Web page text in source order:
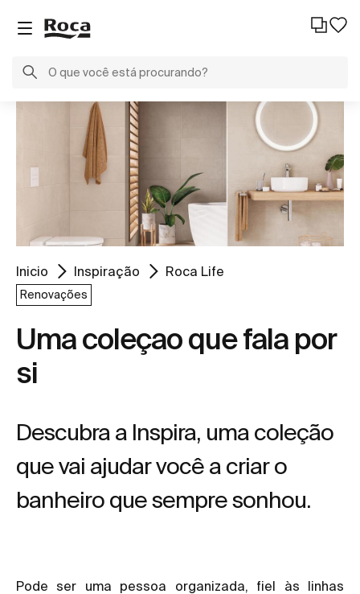
Inicio Inspiração Roca Life
Renovações
Uma coleçao que fala por
si
Descubra a Inspira, uma coleção
que vai ajudar você a criar o
banheiro que sempre sonhou.
Pode ser uma pessoa organizada, fiel às linhas